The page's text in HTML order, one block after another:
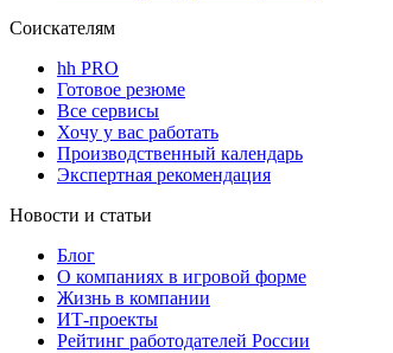
Соискателям
hh PRO
Готовое резюме
Все сервисы
Хочу у вас работать
Производственный календарь
Экспертная рекомендация
Новости и статьи
Блог
О компаниях в игровой форме
Жизнь в компании
ИТ-проекты
Рейтинг работодателей России